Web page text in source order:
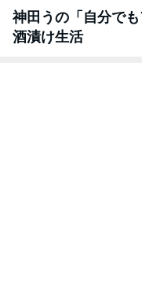
神田うの「自分でも
酒漬け生活